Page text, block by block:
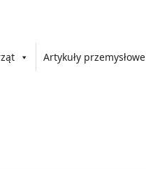
Artykuły przemysłowe